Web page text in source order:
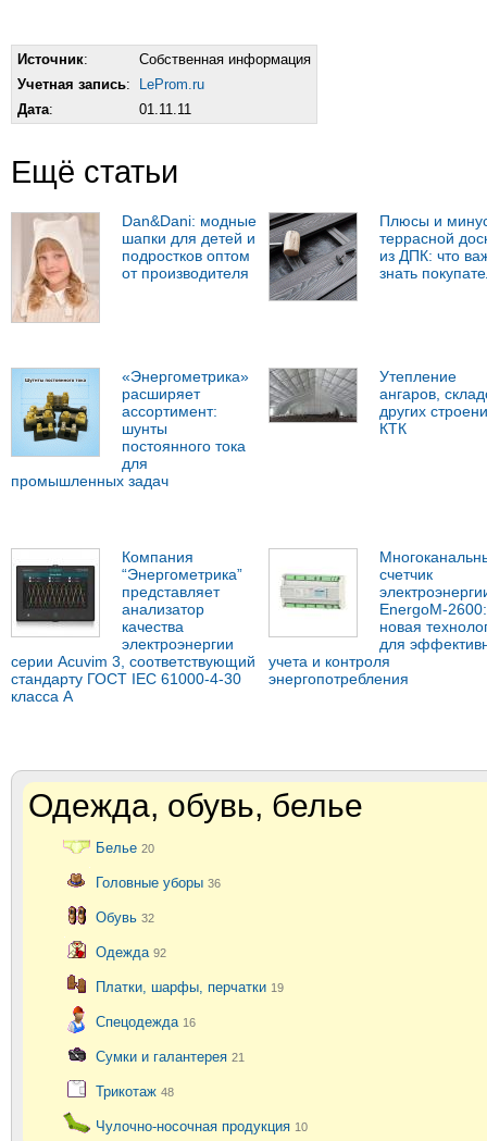
Источник:
Собственная информация
Учетная запись:
LeProm.ru
Дата: 01.11.11
Ещё статьи
Dan&Dani: модные
шапки для детей и
подростков оптом
от производителя
Плюсы и
террасной
из ДПК: что
знать
«Энергометрика»
расширяет
ассортимент:
шунты
постоянного тока
для
промышленных задач
Утепление
ангаров,
других
КТК
Компания
“Энергометрика”
представляет
анализатор
качества
электроэнергии
серии Acuvim 3, соответствующий
стандарту ГОСТ IEC 61000-4-30
класса А
счетчик
EnergoM-2600:
новая
для
учета и контроля
энергопотребления
Одежда, обувь, белье
Белье 20
Головные уборы 36
Обувь 32
Одежда 92
Платки, шарфы, перчатки 19
Спецодежда 16
Сумки и галантерея 21
Трикотаж 48
Чулочно-носочная продукция 10